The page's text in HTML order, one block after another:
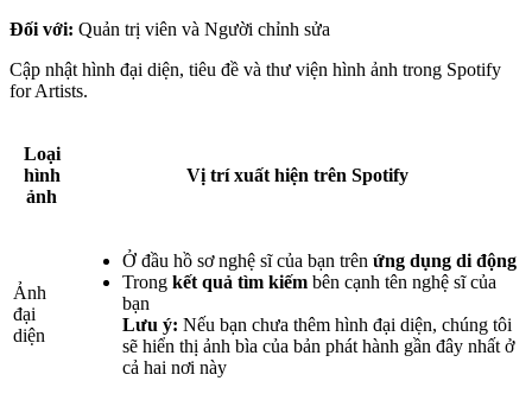
Đối với: Quản trị viên và Người chỉnh sửa
Cập nhật hình đại diện, tiêu đề và thư viện hình ảnh trong Spotify
for Artists.
Loại
hình
ảnh
Vị trí xuất hiện trên Spotify
Ảnh
đại
diện
Ở đầu hồ sơ nghệ sĩ của bạn trên ứng dụng di động
Trong kết quả tìm kiếm bên cạnh tên nghệ sĩ của
bạn
Lưu ý: Nếu bạn chưa thêm hình đại diện, chúng tôi
sẽ hiển thị ảnh bìa của bản phát hành gần đây nhất ở
cả hai nơi này